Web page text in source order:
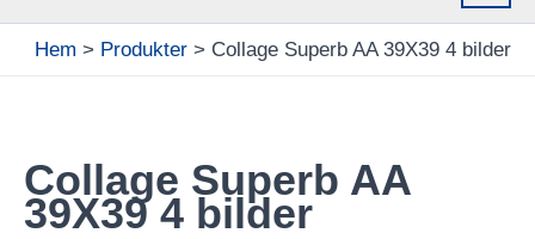
Hem Produkter Collage Superb AA 39X39 4 bilder
Collage Superb AA
39X39 4 bilder